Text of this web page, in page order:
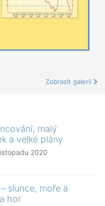
Zobrazit galerii
malý
a velké plány
2020
slunce, moře a
hor